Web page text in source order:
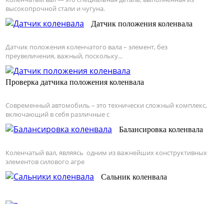
высокопрочной стали и чугуна.
Датчик положения коленвала
Датчик положения коленчатого вала – элемент, без
преувеличения, важный, поскольку...
Проверка датчика положения коленвала
Современный автомобиль – это технически сложный комплекс,
включающий в себя различные с
Балансировка коленвала
Коленчатый вал, являясь одним из важнейших конструктивных
элементов силового агре
Сальник коленвала